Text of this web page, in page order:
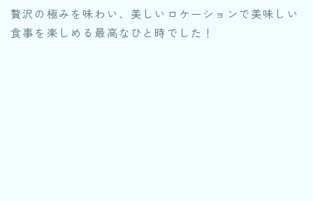
贅沢の極みを味わい、美しいロケーションで美味しい
食事を楽しめる最高なひと時でした！